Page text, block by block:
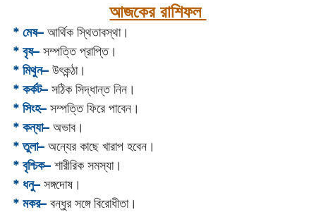
আজকের রাশিফল
* মেষ–আর্থিক স্থিতাবস্থা।
* বৃষ–সম্পত্তি প্রাপ্তি।
* মিথুন–উৎকন্ঠা।
* কর্কট–সঠিক সিদ্ধান্ত নিন।
* সিংহ–সম্পত্তি ফিরে পাবেন।
* কন্যা–অভাব।
* তুলা–অন্যের কাছে খারাপ হবেন।
* বৃশ্চিক–শারীরিক সমস্যা।
* ধনু–সঙ্গদোষ।
* মকর–বন্ধুর সঙ্গে বিরোধীতা।‌